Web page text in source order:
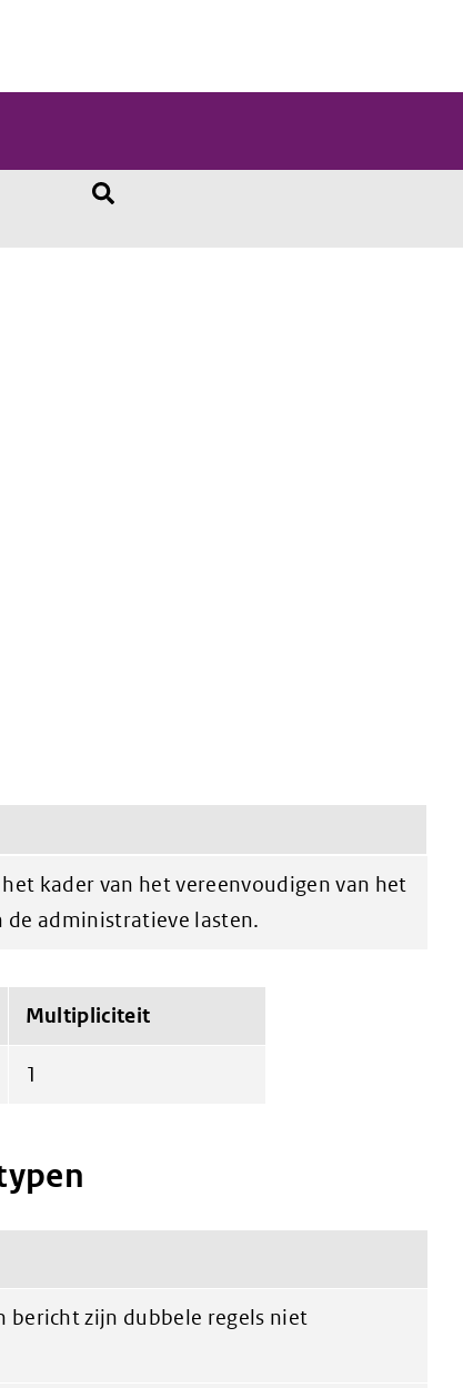
kader van het vereenvoudigen van het
de administratieve lasten.
Multipliciteit
1
bericht zijn dubbele regels niet